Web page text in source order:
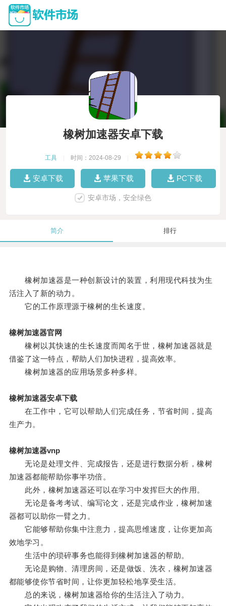
橡树加速器安卓下载
工具 时间：2024-08-29
安卓下载 苹果下载 PC下载
安卓市场，安全绿色
简介 排行
橡树加速器是一种创新设计的装置，利用现代科技为生
活注入了新的动力。
它的工作原理源于橡树的生长速度。
橡树加速器官网
橡树以其快速的生长速度而闻名于世，橡树加速器就是
借鉴了这一特点，帮助人们加快进程，提高效率。
橡树加速器的应用场景多种多样。
橡树加速器安卓下载
在工作中，它可以帮助人们完成任务，节省时间，提高
生产力。
橡树加速器vnp
无论是处理文件、完成报告，还是进行数据分析，橡树
加速器都能帮助你事半功倍。
此外，橡树加速器还可以在学习中发挥巨大的作用。
无论是备考考试、编写论文，还是完成作业，橡树加速
器都可以助你一臂之力。
它能够帮助你集中注意力，提高思维速度，让你更加高
效地学习。
生活中的琐碎事务也能得到橡树加速器的帮助。
无论是购物、清理房间，还是做饭、洗衣，橡树加速器
都能够使你节省时间，让你更加轻松地享受生活。
总的来说，橡树加速器给你的生活注入了动力。